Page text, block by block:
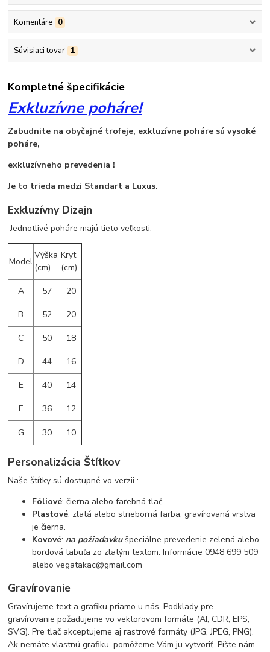
Komentáre 0
Súvisiaci tovar 1
Kompletné špecifikácie
Exkluzívne poháre!
Zabudnite na obyčajné trofeje, exkluzívne poháre sú vysoké
poháre,
exkluzívneho prevedenia !
Je to trieda medzi Standart a Luxus.
Exkluzívny Dizajn
Jednotlivé poháre majú tieto veľkosti:
Model
Výška
(cm)
Kryt
(cm)
A 57 20
B 52 20
C 50 18
D 44 16
E 40 14
F 36 12
G 30 10
Personalizácia Štítkov
Naše štítky sú dostupné vo verzii :
Fóliové: čierna alebo farebná tlač.
Plastové: zlatá alebo strieborná farba, gravírovaná vrstva
je čierna.
Kovové: na požiadavkušpeciálne prevedenie zelená alebo
bordová tabuľa zo zlatým textom. Informácie 0948 699 509
alebo vegatakac@gmail.com
Gravírovanie
Gravírujeme text a grafiku priamo u nás. Podklady pre
gravírovanie požadujeme vo vektorovom formáte (AI, CDR, EPS,
SVG). Pre tlač akceptujeme aj rastrové formáty (JPG, JPEG, PNG).
Ak nemáte vlastnú grafiku, pomôžeme Vám ju vytvoriť. Píšte nám